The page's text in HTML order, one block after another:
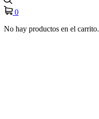
0
No hay productos en el carrito.